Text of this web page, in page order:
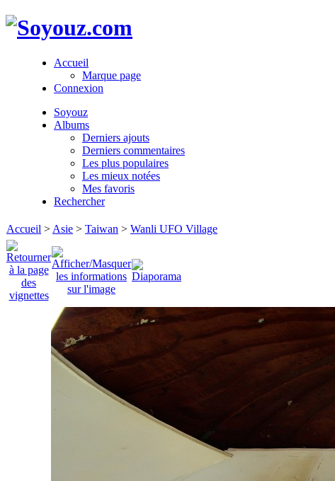
Accueil
Marque page
Connexion
Soyouz
Albums
Derniers ajouts
Derniers commentaires
Les plus populaires
Les mieux notées
Mes favoris
Rechercher
Accueil > Asie > Taiwan > Wanli UFO Village